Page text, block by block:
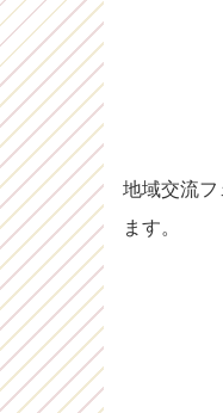
地域交流
ます。